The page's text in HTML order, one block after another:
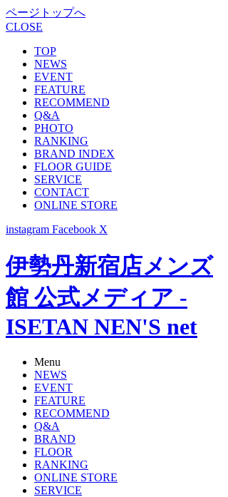
ページトップへ
CLOSE
TOP
NEWS
EVENT
FEATURE
RECOMMEND
Q&A
PHOTO
RANKING
BRAND INDEX
FLOOR GUIDE
SERVICE
CONTACT
ONLINE STORE
instagram Facebook X
伊勢丹新宿店メンズ
館 公式メディア -
ISETAN NEN'S net
Menu
NEWS
EVENT
FEATURE
RECOMMEND
Q&A
BRAND
FLOOR
RANKING
ONLINE STORE
SERVICE